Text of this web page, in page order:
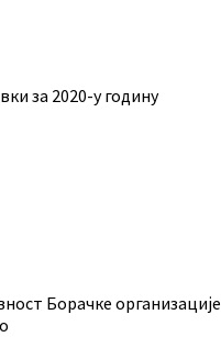
за 2020-у годину
Борачке организације